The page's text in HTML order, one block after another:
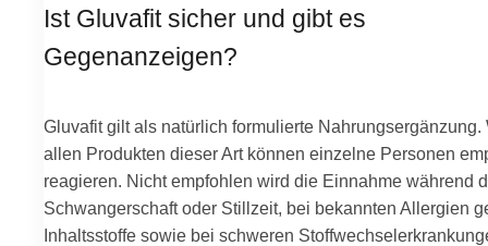
Ist Gluvafit sicher und gibt es
Gegenanzeigen?
Gluvafit gilt als natürlich formulierte Nahrungsergänzung.
allen Produkten dieser Art können einzelne Personen
reagieren. Nicht empfohlen wird die Einnahme während
Schwangerschaft oder Stillzeit, bei bekannten Allergien
Inhaltsstoffe sowie bei schweren